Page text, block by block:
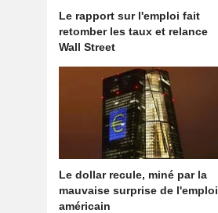
Le rapport sur l'emploi fait
retomber les taux et relance
Wall Street
Le dollar recule, miné par la
mauvaise surprise de l'emploi
américain